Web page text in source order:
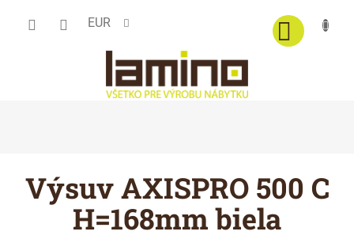
EUR
Výsuv AXISPRO 500 C
H=168mm biela